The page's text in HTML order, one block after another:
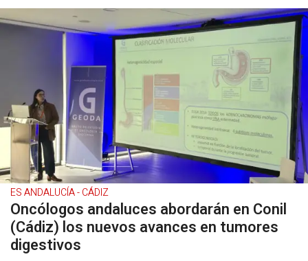
ES ANDALUCÍA - CÁDIZ
Oncólogos andaluces abordarán en Conil
(Cádiz) los nuevos avances en tumores
digestivos